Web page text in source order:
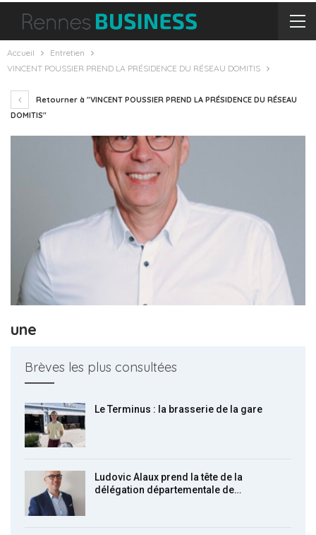
Accueil
Entretien
VINCENT POUSSIER PREND LA PRÉSIDENCE DU RÉSEAU DOMITIS
Retourner à "VINCENT POUSSIER PREND LA PRÉSIDENCE DU RÉSEAU
DOMITIS"
une
Brèves les plus consultées
Le Terminus : la brasserie de la gare
Ludovic Alaux prend la tête de la
délégation départementale de…